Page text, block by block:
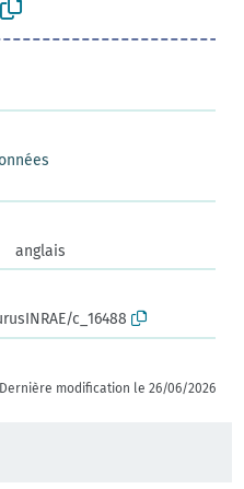
anglais
c_16488
Dernière modification le 26/06/2026